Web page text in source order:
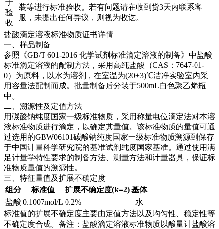
于
验
收
装等进行标准验收。若有问题请在收到货3天内联系客
服，未提出任何异议，则视为收讫。
盐酸滴定溶液标准物质证书详情
一、样品制备
参照《GB/T 601-2016 化学试剂标准滴定溶液的制备》中盐酸
标准滴定溶液的配制方法，采用高纯盐酸（CAS：7647-01-
0）为原料，以水为溶剂，在室温为(20±3)℃洁净实验室内采
用容量法配制而成。批量制备后分装于500mL白色聚乙烯瓶
中。
二、溯源性及定值方法
用碳酸钠纯度国家一级标准物质，采用称量电位滴定法对本溶
液标准物质进行滴定，以确定其量值。该标准物质的量值可通
过选用的GBW06101碳酸钠纯度国家一级标准物质溯源到保存
于中国计量科学研究院的基准试剂纯度国家基准。通过使用满
足计量学特性要求的制备方法、测量方法和计量器具，保证标
准物质量值的溯源性。
三、特征量值及扩展不确定度
组分
标准值 扩展不确定度(k=2) 基体
盐酸 0.1007mol/L 0.2%
水
标准值的扩展不确定度主要由定值方法以及均匀性、稳定性等
不确定度合成。备注：盐酸滴定溶液标准物质以酸量计盐酸溶